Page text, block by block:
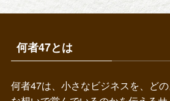
何者47とは
何者47は、小さなビジネスを、ど